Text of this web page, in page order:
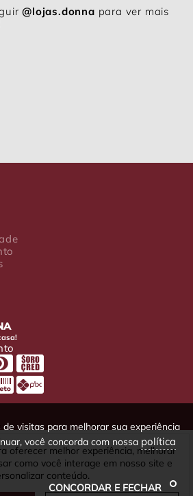
@lojas.donna para ver mais
Ltda. Av. João Gualberto, 1758 - CEP
- Inscrição Estadual 90699488-79 -
oferecer melhor experiência, melhorar
como você interage em nosso site e
conteúdo.
visitas para melhorar sua experiência
você concorda com nossa política
CONCORDAR E FECHAR